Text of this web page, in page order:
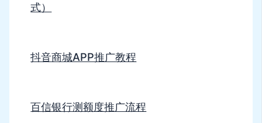
式）
抖音商城APP推广教程
百信银行测额度推广流程